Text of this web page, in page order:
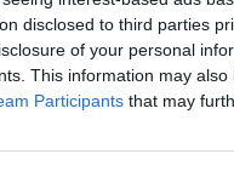
disclosed to third parties
of your personal
This information may
Participants that may